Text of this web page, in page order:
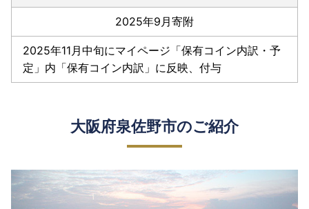
2025年9月寄附
2025年11月中旬にマイページ「保有コイン内訳・予
定」内「保有コイン内訳」に反映、付与
大阪府泉佐野市のご紹介